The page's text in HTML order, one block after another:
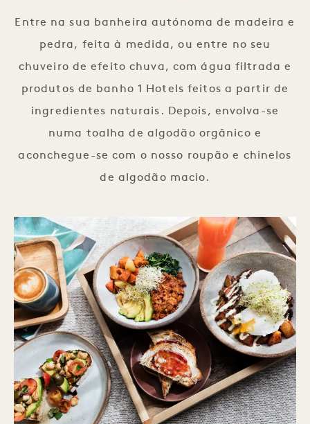
Entre na sua banheira autónoma de madeira e
pedra, feita à medida, ou entre no seu
chuveiro de efeito chuva, com água filtrada e
produtos de banho 1 Hotels feitos a partir de
ingredientes naturais. Depois, envolva-se
numa toalha de algodão orgânico e
aconchegue-se com o nosso roupão e chinelos
de algodão macio.